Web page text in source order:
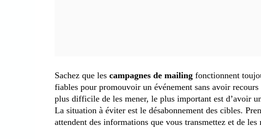
Sachez que les campagnes de mailing fonctionnent
fiables pour promouvoir un événement sans avoir
plus difficile de les mener, le plus important est d’avoir
La situation à éviter est le désabonnement des cibles.
attendent des informations que vous transmettez et de les